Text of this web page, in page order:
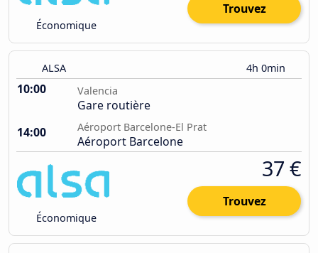
Économique
Trouvez
ALSA 4h 0min
10:00 Valencia
Gare routière
14:00
Aéroport Barcelone-El Prat
Aéroport Barcelone
Économique
37 €
Trouvez